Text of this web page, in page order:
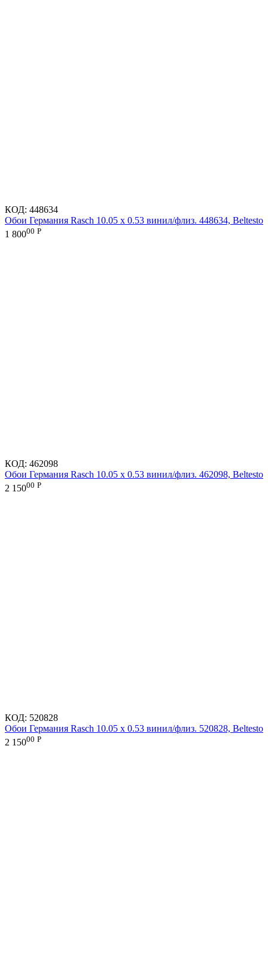
КОД: 448634
Обои Германия Rasch 10.05 х 0.53 винил/флиз. 448634, Beltesto
1 80000 Р
КОД: 462098
Обои Германия Rasch 10.05 х 0.53 винил/флиз. 462098, Beltesto
2 15000 Р
КОД: 520828
Обои Германия Rasch 10.05 х 0.53 винил/флиз. 520828, Beltesto
2 15000 Р